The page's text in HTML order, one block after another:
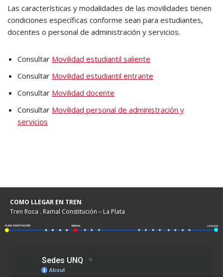
Las características y modalidades de las movilidades tienen
condiciones específicas conforme sean para estudiantes,
docentes o personal de administración y servicios.
Consultar Movilidad estudiantil saliente
Consultar Movilidad estudiantil entrante
Consultar Movilidad docente
Consultar Movilidad personal de administración y
servicios
COMO LLEGAR EN TREN
Tren Roca . Ramal Constitución – La Plata